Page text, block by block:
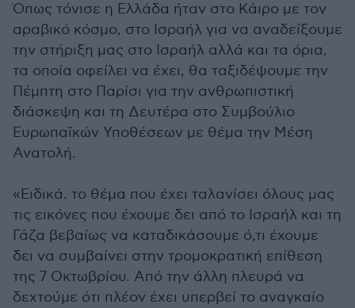
Όπως τόνισε η Ελλάδα ήταν στο Κάιρο με τον
αραβικό κόσμο, στο Ισραήλ για να αναδείξουμε
την στήριξη μας στο Ισραήλ αλλά και τα όρια,
τα οποία οφείλει να έχει, θα ταξιδέψουμε την
Πέμπτη στο Παρίσι για την ανθρωπιστική
διάσκεψη και τη Δευτέρα στο Συμβούλιο
Ευρωπαϊκών Υποθέσεων με θέμα την Μέση
Ανατολή.
«Ειδικά. το θέμα που έχει ταλανίσει όλους μας
τις εικόνες που έχουμε δει από το Ισραήλ και τη
Γάζα βεβαίως να καταδικάσουμε ό,τι έχουμε
δει να συμβαίνει στην τρομοκρατική επίθεση
της 7 Οκτωβρίου. Από την άλλη πλευρά να
δεχτούμε ότι πλέον έχει υπερβεί το αναγκαίο